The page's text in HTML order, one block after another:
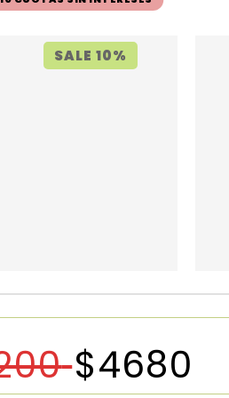
SALE 10%
$4680